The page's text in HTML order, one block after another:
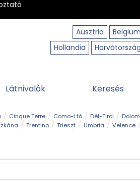
Ausztria
Belgium
Hollandia
Horvátország
Látnivalók Keresés
Cinque Terre Como-i tó Dél-Tirol
Trentino Trieszt Umbria Velence